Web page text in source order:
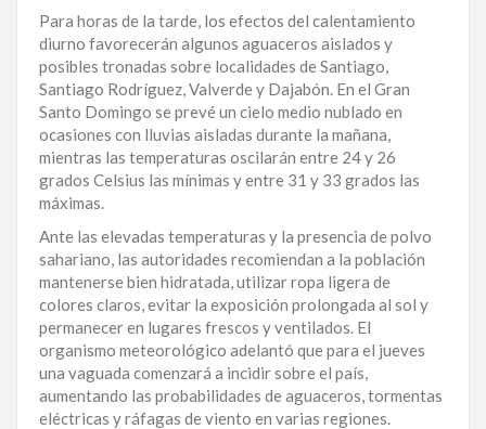
PUERTO
PLATA
CONTÁCTENOS
Para horas de la tarde, los efectos del calentamiento
diurno favorecerán algunos aguaceros aislados y
posibles tronadas sobre localidades de Santiago,
Santiago Rodríguez, Valverde y Dajabón. En el Gran
Santo Domingo se prevé un cielo medio nublado en
ocasiones con lluvias aisladas durante la mañana,
mientras las temperaturas oscilarán entre 24 y 26
grados Celsius las mínimas y entre 31 y 33 grados las
máximas.
Ante las elevadas temperaturas y la presencia de polvo
sahariano, las autoridades recomiendan a la población
mantenerse bien hidratada, utilizar ropa ligera de
colores claros, evitar la exposición prolongada al sol y
permanecer en lugares frescos y ventilados. El
organismo meteorológico adelantó que para el jueves
una vaguada comenzará a incidir sobre el país,
aumentando las probabilidades de aguaceros, tormentas
eléctricas y ráfagas de viento en varias regiones.